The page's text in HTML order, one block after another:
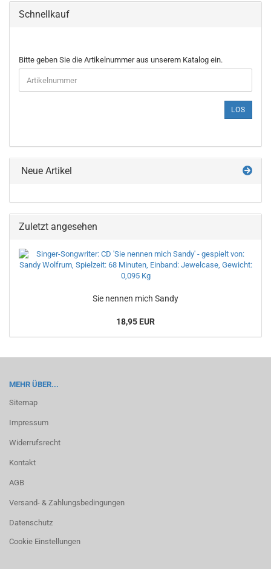
Schnellkauf
BITTE
GEBEN
SIE
DIE
EIN.
Bitte geben Sie die Artikelnummer aus unserem Katalog ein.
LOS
Neue Artikel
Zuletzt angesehen
Sie nen­nen mich Sandy
18,95 EUR
MEHR ÜBER...
Sitemap
Impressum
Widerrufsrecht
Kontakt
AGB
Versand- & Zahlungsbedingungen
Datenschutz
Cookie Einstellungen